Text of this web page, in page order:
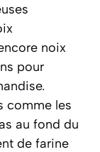
noix
pour
comme les
au fond du
de farine